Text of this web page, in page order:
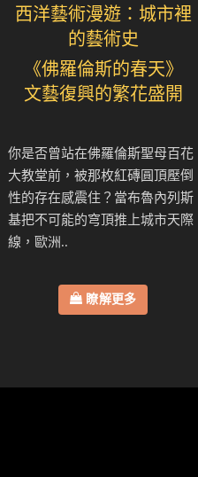
西洋藝術漫遊：城市裡
的藝術史
《佛羅倫斯的春天》
文藝復興的繁花盛開
你是否曾站在佛羅倫斯聖母百花
大教堂前，被那枚紅磚圓頂壓倒
性的存在感震住？當布魯內列斯
基把不可能的穹頂推上城市天際
線，歐洲..
瞭解更多